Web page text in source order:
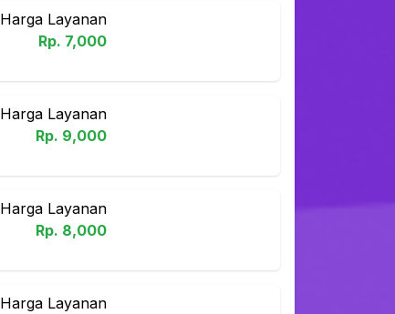
Harga Layanan
Rp. 7,000
Harga Layanan
Rp. 9,000
Harga Layanan
Rp. 8,000
Harga Layanan